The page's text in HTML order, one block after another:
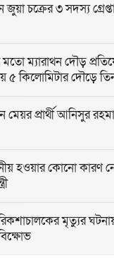
জুয়া চক্রের ৩ সদস্য
মতো ম্যারাথন দৌড়
৫ কিলোমিটার দৌড়ে
মেয়র প্রার্থী আনিসুর
হওয়ার কোনো কারণ
মৃত্যুর ঘটনায়